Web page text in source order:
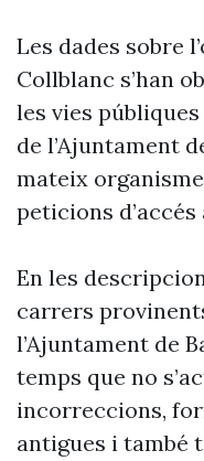
Les dades sobre
Collblanc s’han
les vies
de l’Ajuntament
mateix
peticions
En les
carrers
l’Ajuntament de
temps que no
incorreccions,
antigues i també